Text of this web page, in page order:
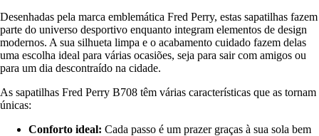
Desenhadas pela marca emblemática Fred Perry, estas sapatilhas fazem
parte do universo desportivo enquanto integram elementos de design
modernos. A sua silhueta limpa e o acabamento cuidado fazem delas
uma escolha ideal para várias ocasiões, seja para sair com amigos ou
para um dia descontraído na cidade.
As sapatilhas Fred Perry B708 têm várias características que as tornam
únicas:
Conforto ideal: Cada passo é um prazer graças à sua sola bem